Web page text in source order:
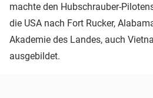
machte den Hubschrauber-
die USA nach Fort Rucker,
Akademie des Landes, auch
ausgebildet.